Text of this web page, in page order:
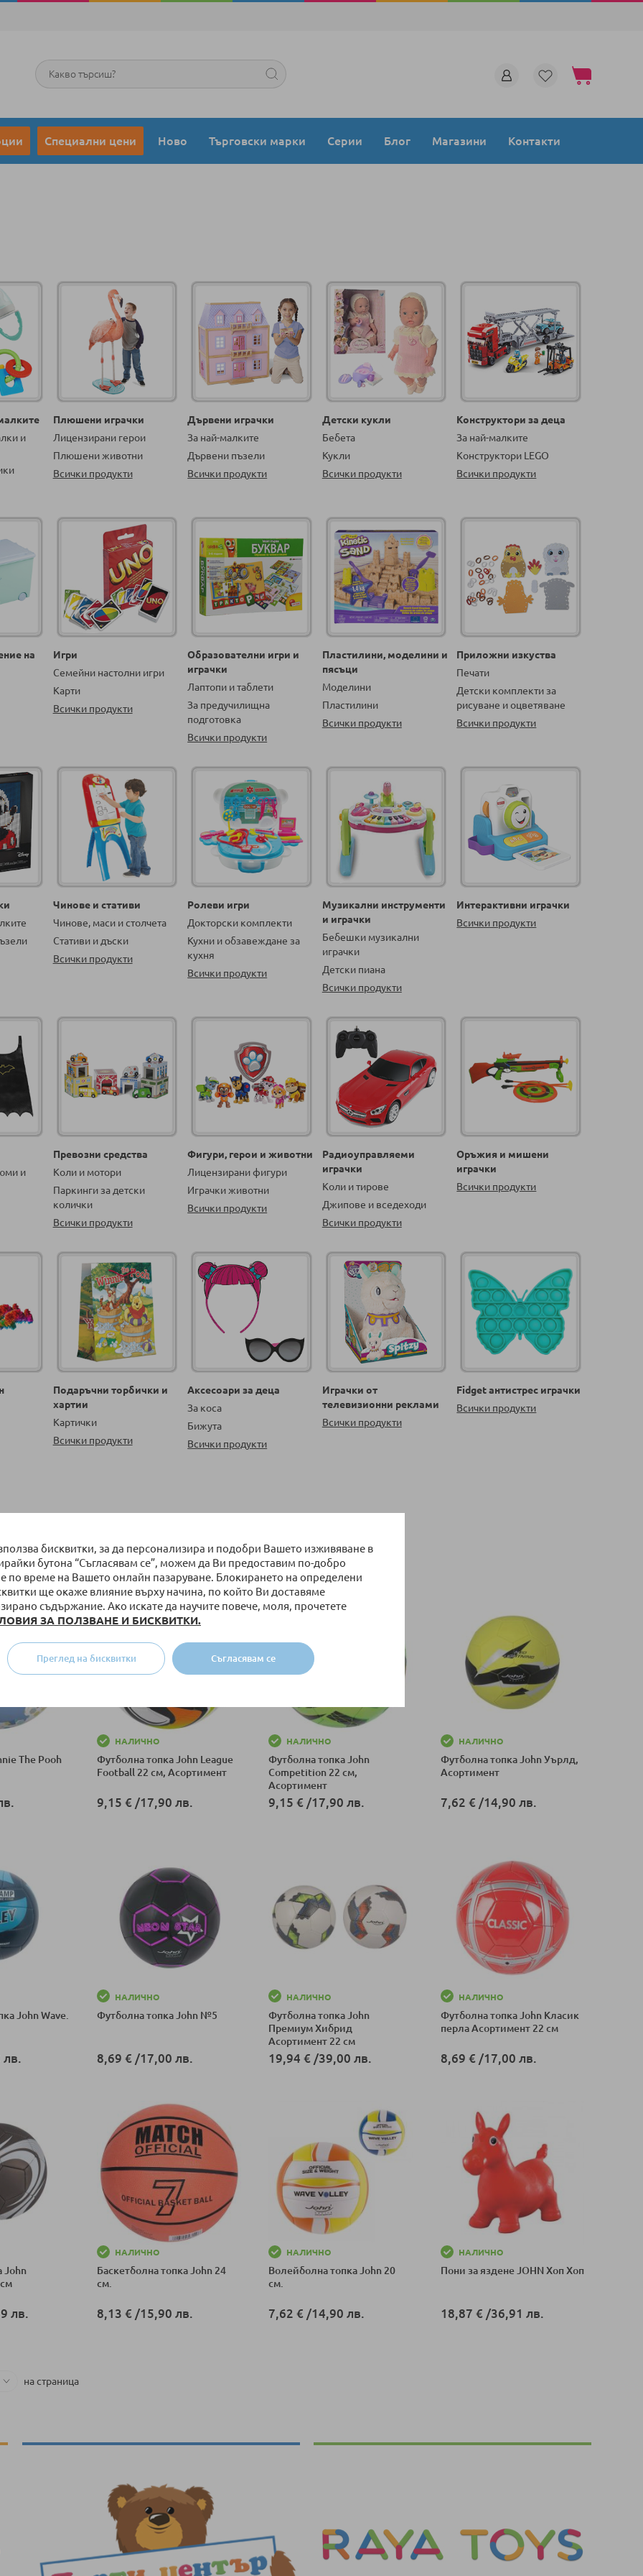
бисквитки, за да персонализира и подобри Вашето изживяване в
бутона “Съгласявам се”, можем да Ви предоставим по-добро
по време на Вашето онлайн пазаруване. Блокирането на определени
ще окаже влияние върху начина, по който Ви доставяме
съдържание. Ако искате да научите повече, моля, прочетете
ЗА ПОЛЗВАНЕ И БИСКВИТКИ.
Съгласявам се
Преглед на бисквитки
Моята количка
Търсене
Специални цени Ново Търговски марки Серии Блог Магазини Контакти
и
Плюшени играчки
Лицензирани герои
Плюшени животни
Всички продукти
Дървени играчки
За най-малките
Дървени пъзели
Всички продукти
Детски кукли
Бебета
Кукли
Всички продукти
Конструктори за деца
За най-малките
Конструктори LEGO
Всички продукти
на
Игри
Семейни настолни игри
Карти
Всички продукти
Образователни игри и
играчки
Лаптопи и таблети
За предучилищна
подготовка
Всички продукти
Пластилини, моделини и
пясъци
Моделини
Пластилини
Всички продукти
Приложни изкуства
Печати
Детски комплекти за
рисуване и оцветяване
Всички продукти
Чинове и стативи
Чинове, маси и столчета
Стативи и дъски
Всички продукти
Ролеви игри
Докторски комплекти
Кухни и обзавеждане за
кухня
Всички продукти
Музикални инструменти
и играчки
Бебешки музикални
играчки
Детски пиана
Всички продукти
Интерактивни играчки
Всички продукти
и
Превозни средства
Коли и мотори
Паркинги за детски
колички
Всички продукти
Фигури, герои и животни
Лицензирани фигури
Играчки животни
Всички продукти
Радиоуправляеми
играчки
Коли и тирове
Джипове и вседеходи
Всички продукти
Оръжия и мишени
играчки
Всички продукти
Подаръчни торбички и
хартии
Картички
Всички продукти
Аксесоари за деца
За коса
Бижута
Всички продукти
Играчки от
телевизионни реклами
Всички продукти
Fidget антистрес играчки
Всички продукти
The Pooh
Ново
НАЛИЧНО
Футболна топка John League
Football 22 см, Асортимент
9,15 € /17,90 лв.
Ново
НАЛИЧНО
Футболна топка John
Competition 22 см,
Асортимент
9,15 € /17,90 лв.
НАЛИЧНО
Футболна топка John Уърлд,
Асортимент
7,62 €/14,90 лв.
John Wave.
лв.
НАЛИЧНО
Футболна топка John №5
8,69 € /17,00 лв.
НАЛИЧНО
Футболна топка John
Премиум Хибрид
Асортимент 22 см
19,94 € /39,00 лв.
НАЛИЧНО
Футболна топка John Класик
перла Асортимент 22 см
8,69 €/17,00 лв.
John
лв.
НАЛИЧНО
Баскетболна топка John 24
см.
8,13 € /15,90 лв.
НАЛИЧНО
Волейболна топка John 20
см.
7,62 € /14,90 лв.
НАЛИЧНО
Пони за яздене JOHN Хоп Хоп
18,87 €/36,91 лв.
на страница